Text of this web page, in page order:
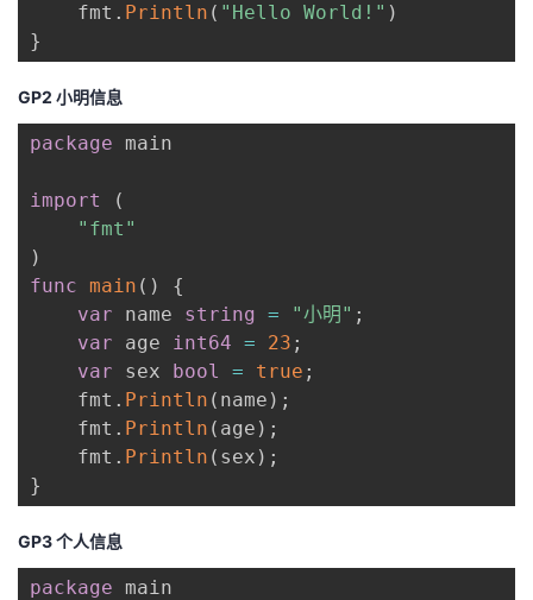
    fmt
. Println ( "Hello World!" )
}
GP2 小明信息
package main
import
(
"fmt"
)
func main ( )
{
var name string = "小明" ;
var age int64 = 23 ;
var sex bool = true ;
    fmt
. Println ( name ) ;
    fmt
. Println ( age ) ;
    fmt
. Println ( sex ) ;
}
GP3 个人信息
package main